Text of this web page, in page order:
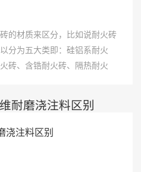
的材质来区分，比如说耐火砖
分为五大类即：硅铝系耐火
砖、含锆耐火砖、隔热耐火
浇注料区别